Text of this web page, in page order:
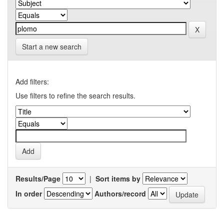
Start a new search
Add filters:
Use filters to refine the search results.
Results/Page | Sort items by
In order
Authors/record